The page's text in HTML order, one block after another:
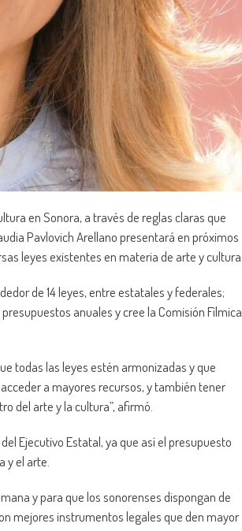
en Sonora, a través de reglas claras que
Pavlovich Arellano presentará en próximos
leyes existentes en materia de arte y cultura.
de 14 leyes, entre estatales y federales;
anuales y cree la Comisión Fílmica
todas las leyes estén armonizadas y que
a mayores recursos, y también tener
del arte y la cultura”, afirmó.
Ejecutivo Estatal, ya que así el presupuesto
y el arte.
y para que los sonorenses dispongan de
mejores instrumentos legales que den mayor